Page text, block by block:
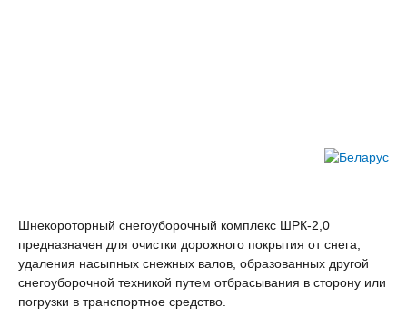
Шнекороторный снегоуборочный комплекс ШРК-2,0
предназначен для очистки дорожного покрытия от снега,
удаления насыпных снежных валов, образованных другой
снегоуборочной техникой путем отбрасывания в сторону или
погрузки в транспортное средство.